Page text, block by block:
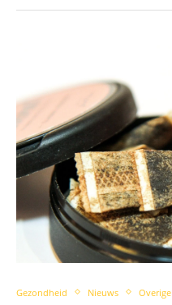
Gezondheid Nieuws Overige